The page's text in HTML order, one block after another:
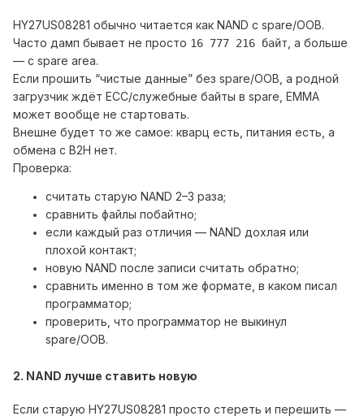
HY27US08281 обычно читается как NAND с spare/OOB.
Часто дамп бывает не просто 16 777 216 байт , а больше
— с spare area.
Если прошить “чистые данные” без spare/OOB, а родной
загрузчик ждёт ECC/служебные байты в spare, EMMA
может вообще не стартовать.
Внешне будет то же самое: кварц есть, питания есть, а
обмена с B2H нет.
Проверка:
считать старую NAND 2–3 раза;
сравнить файлы побайтно;
если каждый раз отличия — NAND дохлая или
плохой контакт;
новую NAND после записи считать обратно;
сравнить именно в том же формате, в каком писал
программатор;
проверить, что программатор не выкинул
spare/OOB.
2. NAND лучше ставить новую
Если старую HY27US08281 просто стереть и перешить —